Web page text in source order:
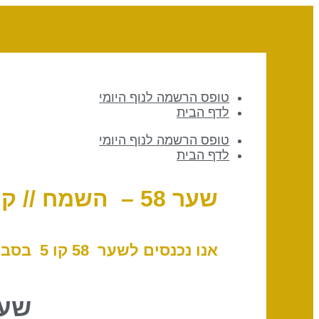
טופס הרשמה לנוף היומי
לדף הבית
טופס הרשמה לנוף היומי
לדף הבית
שער 58 – השמח // קו 5 – הגנה
אנו נכנסים לשער 58 קו 5 בסביבות 01:31 לפי שעון ישראל, 29 בדצמבר, 2024